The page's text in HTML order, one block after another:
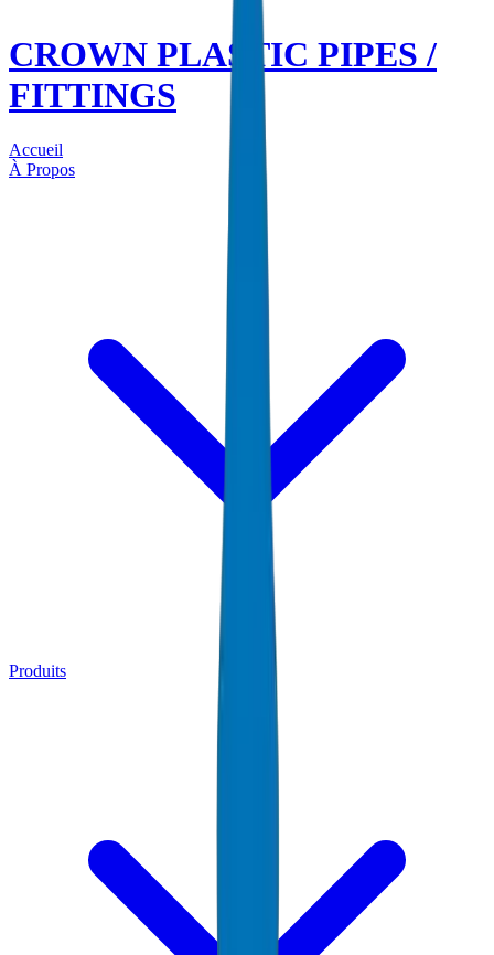
CROWN PLASTIC PIPES /
FITTINGS
Accueil
À Propos
Produits